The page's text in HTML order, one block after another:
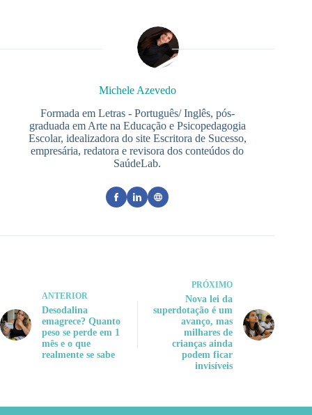
Michele Azevedo
Formada em Letras - Português/ Inglês, pós-
graduada em Arte na Educação e Psicopedagogia
Escolar, idealizadora do site Escritora de Sucesso,
empresária, redatora e revisora dos conteúdos do
SaúdeLab.
ANTERIOR
Desodalina
emagrece? Quanto
peso se perde em 1
mês e o que
realmente se sabe
PRÓXIMO
Nova lei da
superdotação é um
avanço, mas
milhares de
crianças ainda
podem ficar
invisíveis